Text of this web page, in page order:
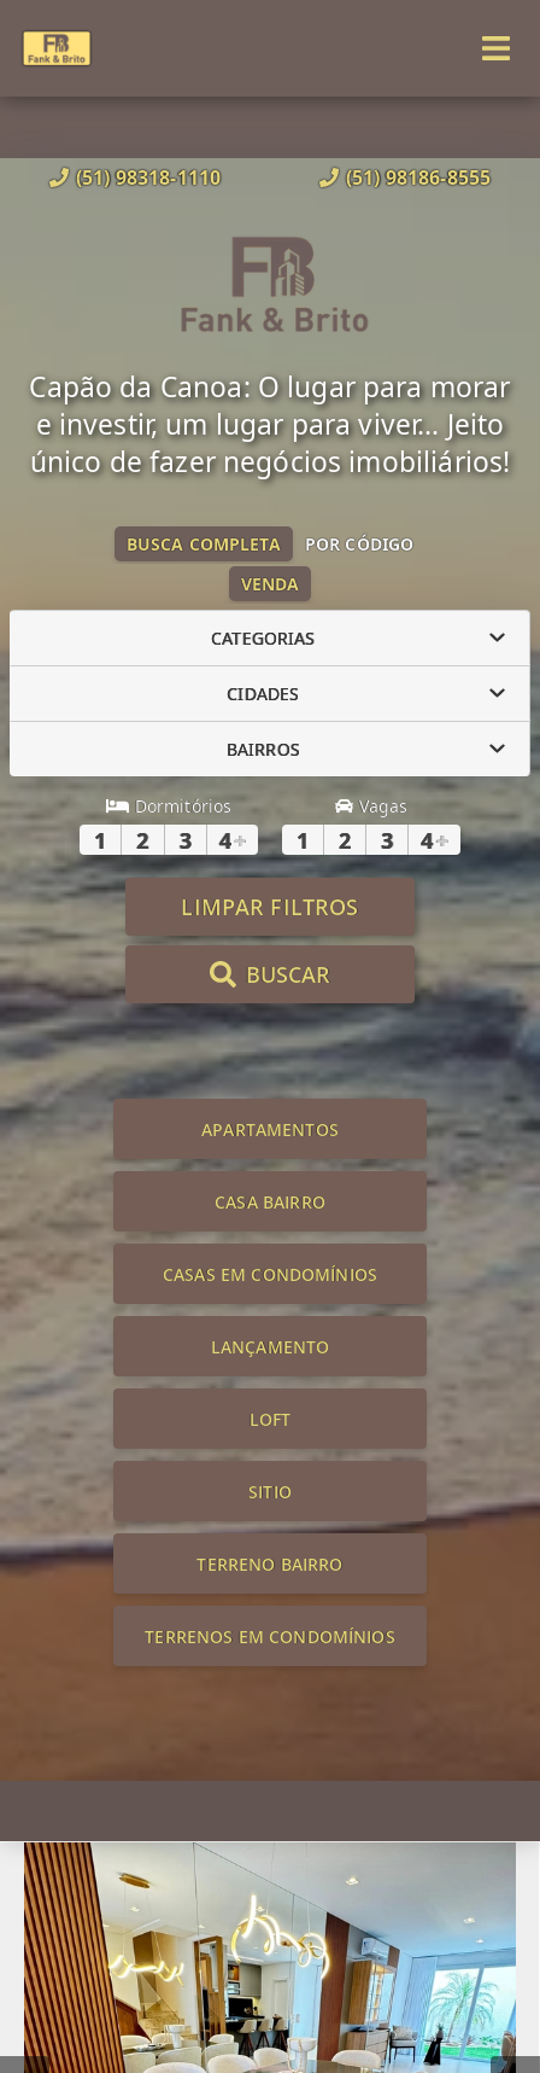
(51) 98318-1110 (51) 98186-8555
Capão da Canoa: O lugar para morar
e investir, um lugar para viver... Jeito
único de fazer negócios imobiliários!
VENDA
BUSCA COMPLETA POR CÓDIGO
CATEGORIAS
CIDADES
BAIRROS
Dormitórios
1 2 3 4+
Vagas
1 2 3 4+
LIMPAR FILTROS
BUSCAR
APARTAMENTOS
CASA BAIRRO
CASAS EM CONDOMÍNIOS
LANÇAMENTO
LOFT
SITIO
TERRENO BAIRRO
TERRENOS EM CONDOMÍNIOS